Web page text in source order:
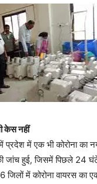
केस नहीं
प्रदेश में एक भी कोरोना का
हुई, जिसमें पिछले 24 घंटे
में कोरोना वायरस का